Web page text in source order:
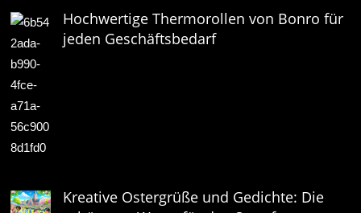
Hochwertige Thermorollen von Bonro für
jeden Geschäftsbedarf
Kreative Ostergrüße und Gedichte: Die